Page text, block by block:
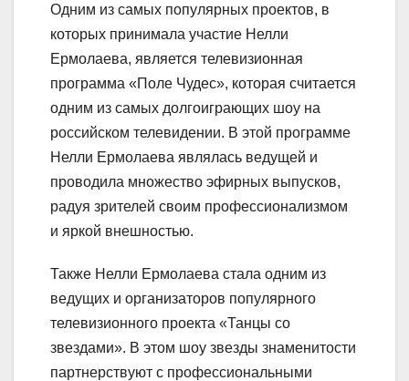
Одним из самых популярных проектов, в
которых принимала участие Нелли
Ермолаева, является телевизионная
программа «Поле Чудес», которая считается
одним из самых долгоиграющих шоу на
российском телевидении. В этой программе
Нелли Ермолаева являлась ведущей и
проводила множество эфирных выпусков,
радуя зрителей своим профессионализмом
и яркой внешностью.
Также Нелли Ермолаева стала одним из
ведущих и организаторов популярного
телевизионного проекта «Танцы со
звездами». В этом шоу звезды знаменитости
партнерствуют с профессиональными